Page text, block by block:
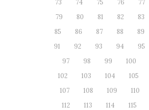
73
74 75 76 77
79
80 81 82 83
85
86 87 88 89
91
92 93 94 95
97
98 99 100
102
103 104 105
107
108 109 110
112
113 114 115